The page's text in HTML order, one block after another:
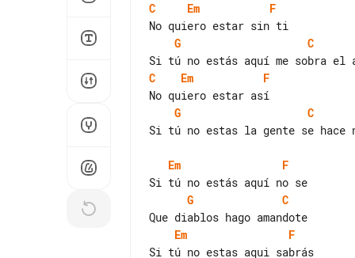
C Em
F
G
C
C
Em
F
G
C
Si tú no estas la gente se hace
Em
F
G
C
Em
F